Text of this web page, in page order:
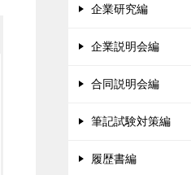
企業研究編
企業説明会編
合同説明会編
筆記試験対策編
履歴書編